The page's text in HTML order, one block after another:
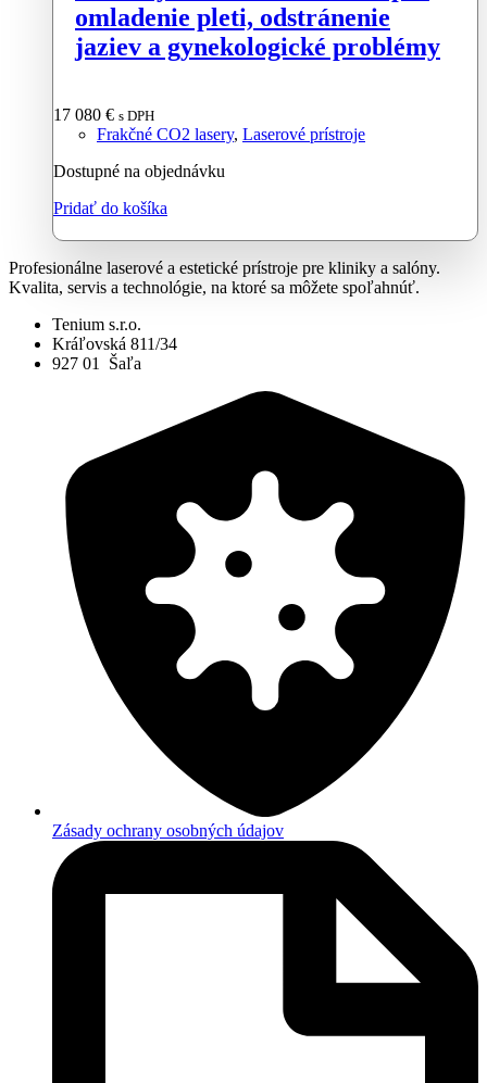
omladenie pleti, odstránenie
jaziev a gynekologické problémy
17 080 € s DPH
Frakčné CO2 lasery, Laserové prístroje
Dostupné na objednávku
Pridať do košíka
Profesionálne laserové a estetické prístroje pre kliniky a salóny.
Kvalita, servis a technológie, na ktoré sa môžete spoľahnúť.
Tenium s.r.o.
Kráľovská 811/34
927 01 Šaľa
Zásady ochrany osobných údajov